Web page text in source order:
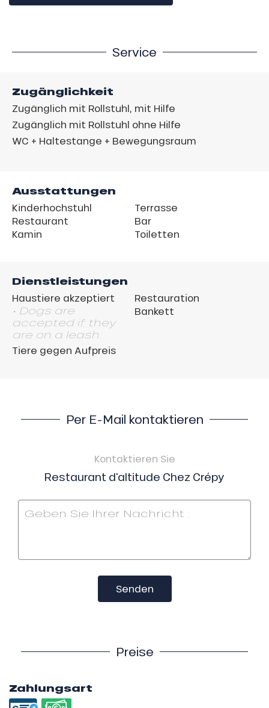
Service
Zugänglichkeit
Zugänglich mit Rollstuhl, mit Hilfe
Zugänglich mit Rollstuhl ohne Hilfe
WC + Haltestange + Bewegungsraum
Ausstattungen
Kinderhochstuhl
Restaurant
Kamin
Terrasse
Bar
Toiletten
Dienstleistungen
Haustiere akzeptiert
• Dogs are
accepted if they
are on a leash.
Tiere gegen Aufpreis
Restauration
Bankett
Per E-Mail kontaktieren
Kontaktieren Sie
Restaurant d'altitude Chez Crépy
Senden
Preise
Zahlungsart